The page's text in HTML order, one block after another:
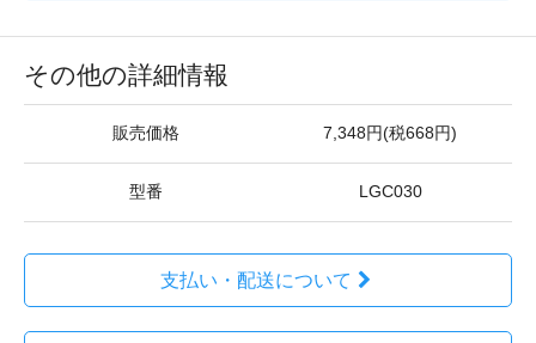
その他の詳細情報
販売価格 7,348円(税668円)
型番 LGC030
支払い・配送について